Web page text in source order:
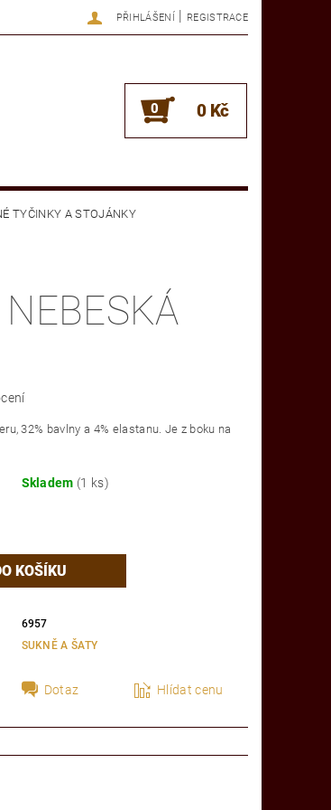
PŘIHLÁŠENÍ | REGISTRACE
0 0 Kč
TYČINKY A STOJÁNKY
32% bavlny a 4% elastanu. Je z boku na
Skladem (1 ks)
6957
SUKNĚ A ŠATY
Dotaz Hlídat cenu